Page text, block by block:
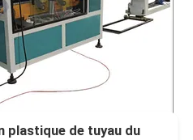
plastique de tuyau du